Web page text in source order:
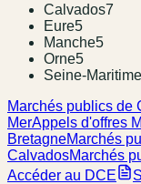
Calvados7
Eure5
Manche5
Orne5
Seine-Maritime
Marchés publics de
MerAppels d'offres
BretagneMarchés
CalvadosMarchés
Accéder au DCE